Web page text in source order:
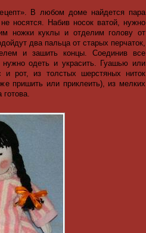
В любом доме найдется пара
носятся. Набив носок ватой, нужно
ножки куклы и отделим голову от
два пальца от старых перчаток,
и зашить концы. Соединив все
одеть и украсить. Гуашью или
и рот, из толстых шерстяных ниток
пришить или приклеить), из мелких